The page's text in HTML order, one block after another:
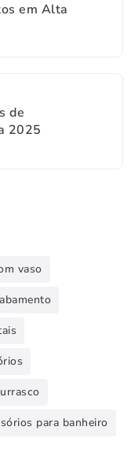
em Alta
de
2025
vaso
para banheiro